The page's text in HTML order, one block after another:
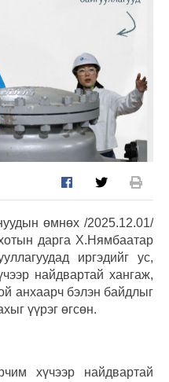
өмнөх /2025.12.01/
дарга Х.Нямбаатар
иргэдийг ус,
найдвартай хангаж,
анхаарч бэлэн байдлыг
үүрэг өгсөн.
хүчээр найдвартай